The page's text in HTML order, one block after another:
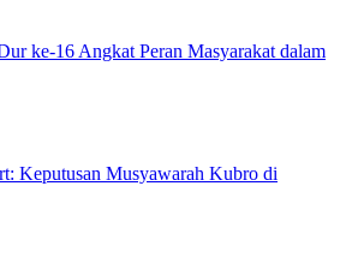
ke-16 Angkat Peran Masyarakat dalam
Keputusan Musyawarah Kubro di